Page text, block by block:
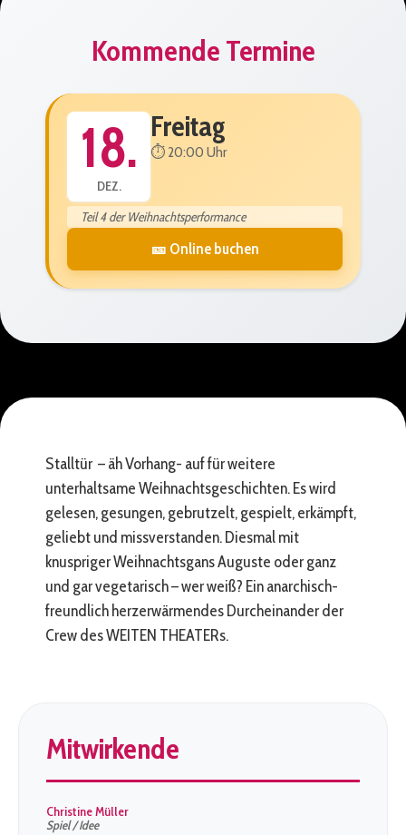
Kommende Termine
18.
DEZ.
Freitag
⏱️ 20:00 Uhr
Teil 4 der Weihnachtsperformance
🎫 Online buchen
Stalltür – äh Vorhang- auf für weitere
unterhaltsame Weihnachtsgeschichten. Es wird
gelesen, gesungen, gebrutzelt, gespielt, erkämpft,
geliebt und missverstanden. Diesmal mit
knuspriger Weihnachtsgans Auguste oder ganz
und gar vegetarisch – wer weiß? Ein anarchisch-
freundlich herzerwärmendes Durcheinander der
Crew des WEITEN THEATERs.
Mitwirkende
Christine Müller
Spiel / Idee